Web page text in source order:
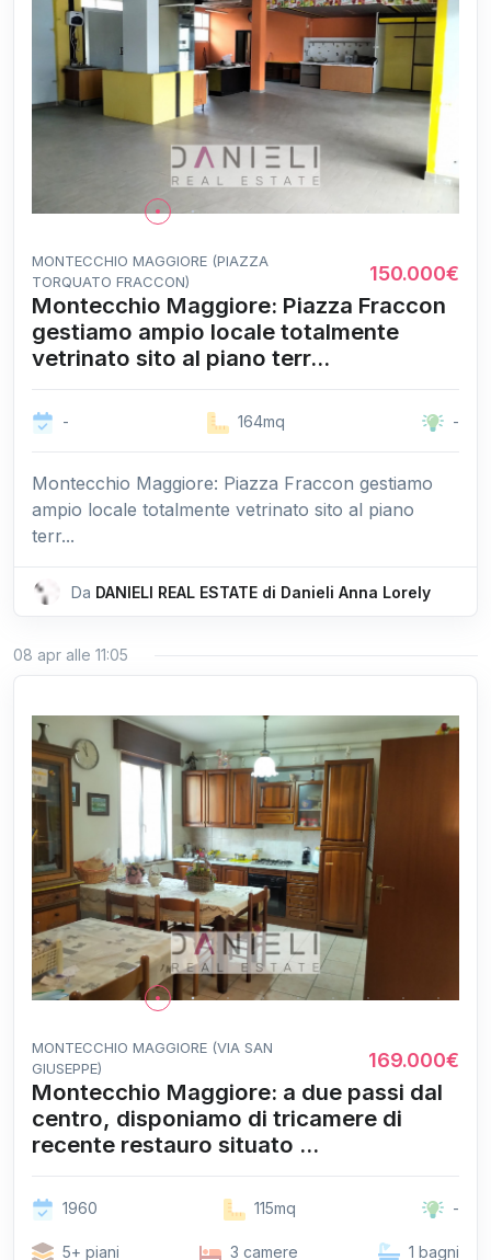
MONTECCHIO MAGGIORE (PIAZZA
TORQUATO FRACCON)
150.000€
Montecchio Maggiore: Piazza Fraccon
gestiamo ampio locale totalmente
vetrinato sito al piano terr...
- 164mq -
Montecchio Maggiore: Piazza Fraccon gestiamo
ampio locale totalmente vetrinato sito al piano
terr...
Da DANIELI REAL ESTATE di Danieli Anna Lorely
08 apr alle 11:05
MONTECCHIO MAGGIORE (VIA SAN
GIUSEPPE)
169.000€
Montecchio Maggiore: a due passi dal
centro, disponiamo di tricamere di
recente restauro situato ...
1960 115mq -
5+ piani 3 camere 1 bagni